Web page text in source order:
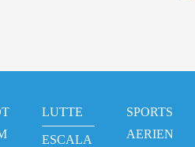
LUTTE
ESCALA
SPORTS
AERIEN